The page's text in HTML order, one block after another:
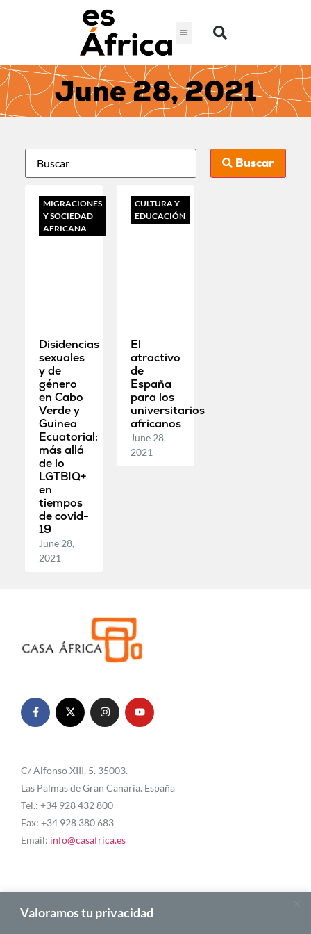
Valoramos tu privacidad
June 28, 2021
Buscar
MIGRACIONES
Y SOCIEDAD
AFRICANA
Disidencias
sexuales
y de
género
en Cabo
Verde y
Guinea
Ecuatorial:
más allá
de lo
LGTBIQ+
en
tiempos
de covid-
19
June 28,
2021
CULTURA Y
EDUCACIÓN
El
atractivo
de
España
para los
universitarios
africanos
June 28,
2021
C/ Alfonso XIII, 5. 35003.
Las Palmas de Gran Canaria. España
Tel.: +34 928 432 800
Fax: +34 928 380 683
Email: info@casafrica.es
Blog